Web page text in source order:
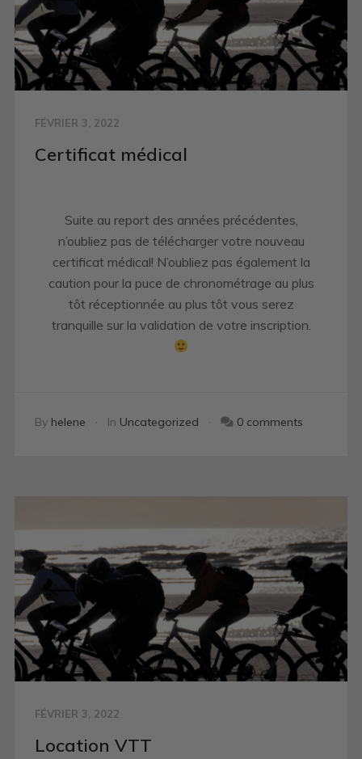
FÉVRIER 3, 2022
Certificat médical
Suite au report des années précédentes,
n’oubliez pas de télécharger votre nouveau
certificat médical! N’oubliez pas également la
caution pour la puce de chronométrage au plus
tôt réceptionnée au plus tôt vous serez
tranquille sur la validation de votre inscription.
By helene In Uncategorized 0 comments
FÉVRIER 3, 2022
Location VTT